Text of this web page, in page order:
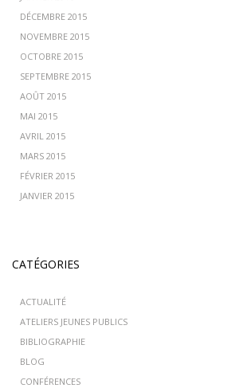
DÉCEMBRE 2015
NOVEMBRE 2015
OCTOBRE 2015
SEPTEMBRE 2015
AOÛT 2015
MAI 2015
AVRIL 2015
MARS 2015
FÉVRIER 2015
JANVIER 2015
CATÉGORIES
ACTUALITÉ
ATELIERS JEUNES PUBLICS
BIBLIOGRAPHIE
BLOG
CONFÉRENCES